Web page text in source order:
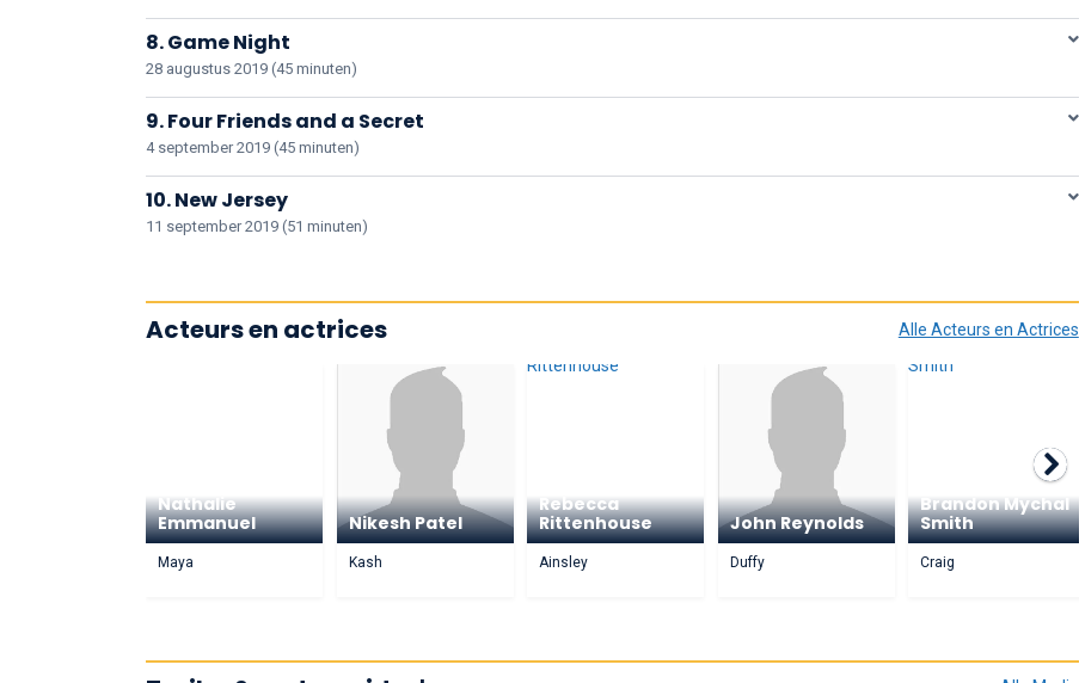
8. Game Night
28 augustus 2019 (45 minuten)
9. Four Friends and a Secret
4 september 2019 (45 minuten)
10. New Jersey
11 september 2019 (51 minuten)
Alle Acteurs en Actrices
Acteurs en actrices
Nathalie
Emmanuel
Maya
Nikesh Patel
Kash
Rebecca
Rittenhouse
Ainsley
John Reynolds
Duffy
Brandon Mychal
Smith
Craig